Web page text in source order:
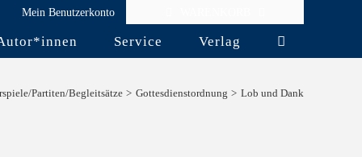
Mein Benutzerkonto
Service Verlag
Partiten/Begleitsätze Gottesdienstordnung Lob und Dank